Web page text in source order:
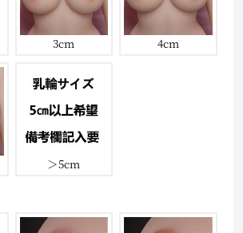
3cm 4cm
＞5cm